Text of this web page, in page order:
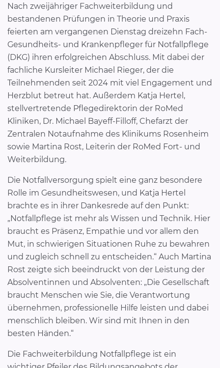
Nach zweijähriger Fachweiterbildung und
bestandenen Prüfungen in Theorie und Praxis
feierten am vergangenen Dienstag dreizehn Fach-
Gesundheits- und Krankenpfleger für Notfallpflege
(DKG) ihren erfolgreichen Abschluss. Mit dabei der
fachliche Kursleiter Michael Rieger, der die
Teilnehmenden seit 2024 mit viel Engagement und
Herzblut betreut hat. Außerdem Katja Hertel,
stellvertretende Pflegedirektorin der RoMed
Kliniken, Dr. Michael Bayeff-Filloff, Chefarzt der
Zentralen Notaufnahme des Klinikums Rosenheim
sowie Martina Rost, Leiterin der RoMed Fort- und
Weiterbildung.
Die Notfallversorgung spielt eine ganz besondere
Rolle im Gesundheitswesen, und Katja Hertel
brachte es in ihrer Dankesrede auf den Punkt:
„Notfallpflege ist mehr als Wissen und Technik. Hier
braucht es Präsenz, Empathie und vor allem den
Mut, in schwierigen Situationen Ruhe zu bewahren
und zugleich schnell zu entscheiden.“ Auch Martina
Rost zeigte sich beeindruckt von der Leistung der
Absolventinnen und Absolventen: „Die Gesellschaft
braucht Menschen wie Sie, die Verantwortung
übernehmen, professionelle Hilfe leisten und dabei
menschlich bleiben. Wir sind mit Ihnen in den
besten Händen.“
Die Fachweiterbildung Notfallpflege ist ein